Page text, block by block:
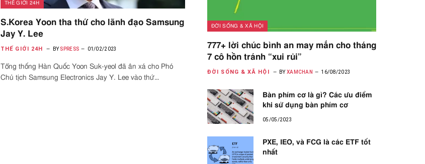
THẾ GIỚI 24H
S.Korea Yoon tha thứ cho lãnh đạo Samsung
Jay Y. Lee
THẾ GIỚI 24H BY SPRESS 01/02/2023
Tổng thống Hàn Quốc Yoon Suk-yeol đã ân xá cho Phó
Chủ tịch Samsung Electronics Jay Y. Lee vào thứ…
ĐỜI SỐNG & XÃ HỘI
777+ lời chúc bình an may mắn cho tháng
7 cô hồn tránh “xui rủi”
ĐỜI SỐNG & XÃ HỘI BY XAMCHAN 16/08/2023
Bàn phím cơ là gì? Các ưu điểm
khi sử dụng bàn phím cơ
05/05/2023
PXE, IEO, và FCG là các ETF tốt
nhất